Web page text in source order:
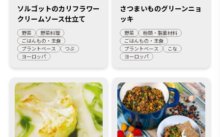
ソルゴットのカリフラワー
クリームソース仕立て
野菜
野菜料理
ごはんもの・主食
プラントベース
つぶ
ヨーロッパ
さつまいものグリーンニョ
ッキ
野菜
粉類・製菓材料
ごはんもの・主食
プラントベース
こな
ヨーロッパ